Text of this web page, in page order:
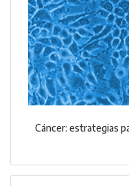
Cáncer: estrategias